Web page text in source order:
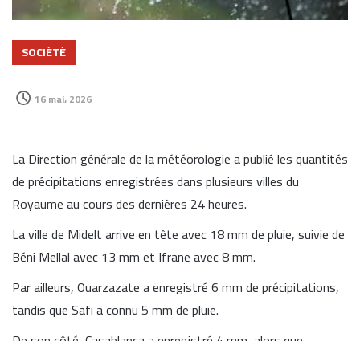
SOCIÉTÉ
16 mai، 2026
LaDirection générale de la météorologiea publié les quantités
de précipitations enregistrées dans plusieurs villes du
Royaume au cours des dernières 24 heures.
La ville de Mideltarrive en tête avec 18 mm de pluie, suivie de
Béni Mellalavec 13 mm et Ifraneavec 8 mm.
Par ailleurs,Ouarzazatea enregistré 6 mm de précipitations,
tandis queSafia connu 5 mm de pluie.